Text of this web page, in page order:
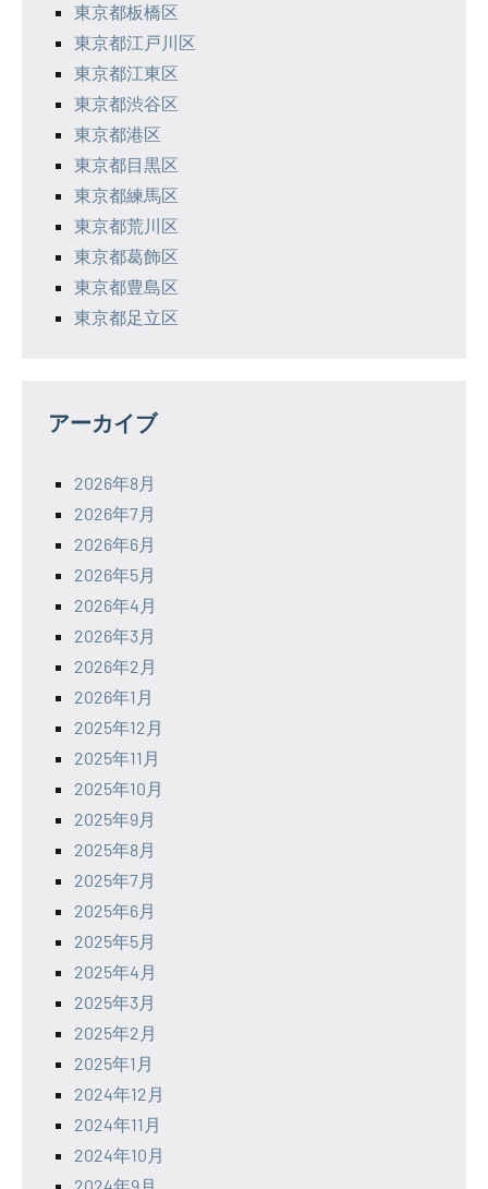
東京都板橋区
東京都江戸川区
東京都江東区
東京都渋谷区
東京都港区
東京都目黒区
東京都練馬区
東京都荒川区
東京都葛飾区
東京都豊島区
東京都足立区
アーカイブ
2026年8月
2026年7月
2026年6月
2026年5月
2026年4月
2026年3月
2026年2月
2026年1月
2025年12月
2025年11月
2025年10月
2025年9月
2025年8月
2025年7月
2025年6月
2025年5月
2025年4月
2025年3月
2025年2月
2025年1月
2024年12月
2024年11月
2024年10月